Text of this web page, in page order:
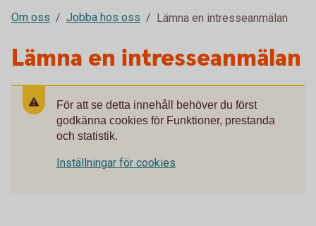
Om oss Jobba hos oss Lämna en intresseanmälan
Lämna en intresseanmälan
För att se detta innehåll behöver du först
godkänna cookies för Funktioner, prestanda
och statistik.
Inställningar för cookies